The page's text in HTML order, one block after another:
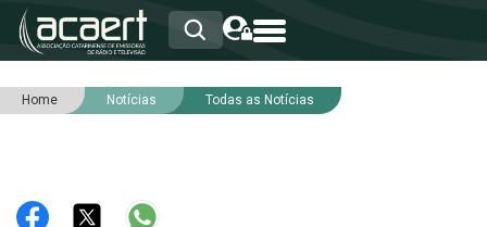
HOME
RNA
Home Notícias Todas as Notícias